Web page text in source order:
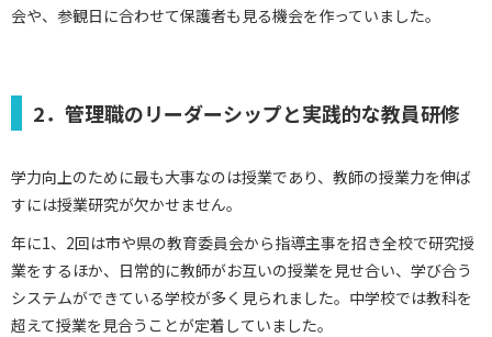
会や、参観日に合わせて保護者も見る機会を作っていました。
2．管理職のリーダーシップと実践的な教員研修
学力向上のために最も大事なのは授業であり、教師の授業力を伸ば
すには授業研究が欠かせません。
年に1、2回は市や県の教育委員会から指導主事を招き全校で研究授
業をするほか、日常的に教師がお互いの授業を見せ合い、学び合う
システムができている学校が多く見られました。中学校では教科を
超えて授業を見合うことが定着していました。